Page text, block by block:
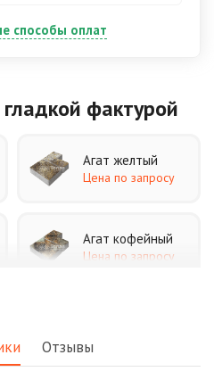
способы оплат
гладкой фактурой
Агат желтый
Цена по запросу
Агат кофейный
Цена по запросу
Отзывы